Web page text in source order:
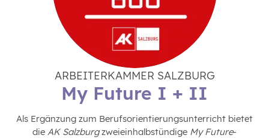
ARBEITERKAMMER SALZBURG
My Future I + II
Als Ergänzung zum Berufsorientierungsunterricht bietet
die AK Salzburgzweieinhalbstündige My Future-